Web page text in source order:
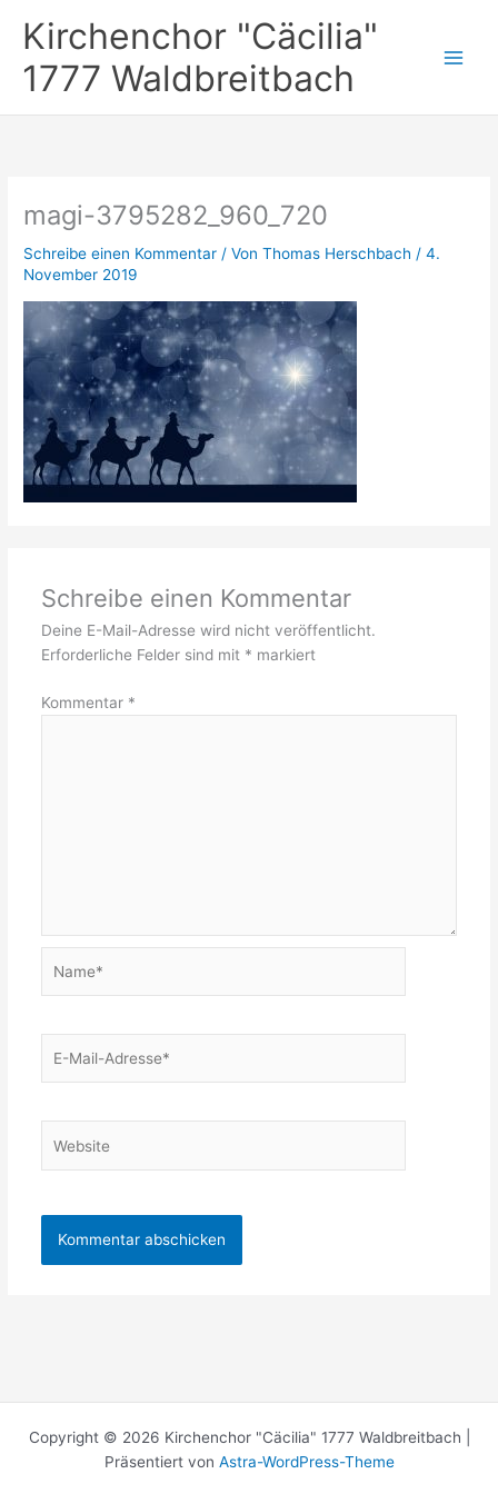
InhaltKirchenchor "Cäcilia"
1777 Waldbreitbach
magi-3795282_960_720
Schreibe einen Kommentar / VonThomas Herschbach/4.
November 2019
Schreibe einen Kommentar
Deine E-Mail-Adresse wird nicht veröffentlicht.
Erforderliche Felder sind mit * markiert
Kommentar *
Mail-
Copyright © 2026 Kirchenchor "Cäcilia" 1777 Waldbreitbach |
Präsentiert von Astra-WordPress-Theme